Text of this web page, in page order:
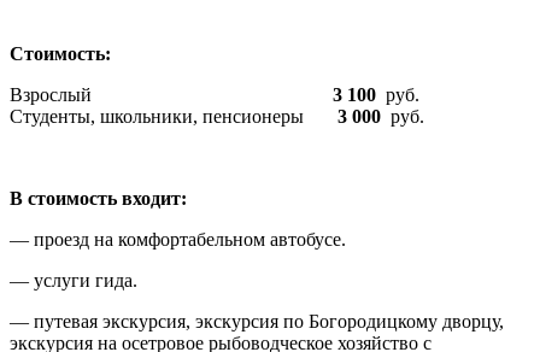
Стоимость:
Взрослый 3 100 руб.
Студенты, школьники, пенсионеры 3 000 руб.
В стоимость входит:
— проезд на комфортабельном автобусе.
— услуги гида.
— путевая экскурсия, экскурсия по Богородицкому дворцу,
экскурсия на осетровое рыбоводческое хозяйство с